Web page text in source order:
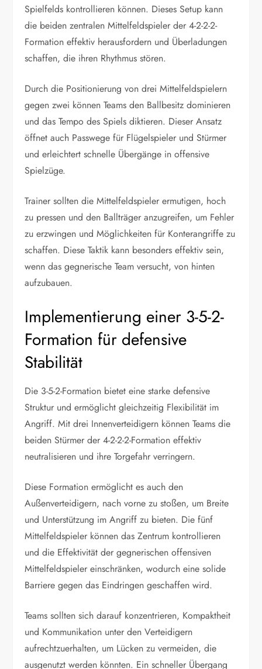
Spielfelds kontrollieren können. Dieses Setup kann
die beiden zentralen Mittelfeldspieler der 4-2-2-2-
Formation effektiv herausfordern und Überladungen
schaffen, die ihren Rhythmus stören.
Durch die Positionierung von drei Mittelfeldspielern
gegen zwei können Teams den Ballbesitz dominieren
und das Tempo des Spiels diktieren. Dieser Ansatz
öffnet auch Passwege für Flügelspieler und Stürmer
und erleichtert schnelle Übergänge in offensive
Spielzüge.
Trainer sollten die Mittelfeldspieler ermutigen, hoch
zu pressen und den Ballträger anzugreifen, um Fehler
zu erzwingen und Möglichkeiten für Konterangriffe zu
schaffen. Diese Taktik kann besonders effektiv sein,
wenn das gegnerische Team versucht, von hinten
aufzubauen.
Implementierung einer 3-5-2-
Formation für defensive
Stabilität
Die 3-5-2-Formation bietet eine starke defensive
Struktur und ermöglicht gleichzeitig Flexibilität im
Angriff. Mit drei Innenverteidigern können Teams die
beiden Stürmer der 4-2-2-2-Formation effektiv
neutralisieren und ihre Torgefahr verringern.
Diese Formation ermöglicht es auch den
Außenverteidigern, nach vorne zu stoßen, um Breite
und Unterstützung im Angriff zu bieten. Die fünf
Mittelfeldspieler können das Zentrum kontrollieren
und die Effektivität der gegnerischen offensiven
Mittelfeldspieler einschränken, wodurch eine solide
Barriere gegen das Eindringen geschaffen wird.
Teams sollten sich darauf konzentrieren, Kompaktheit
und Kommunikation unter den Verteidigern
aufrechtzuerhalten, um Lücken zu vermeiden, die
ausgenutzt werden könnten. Ein schneller Übergang